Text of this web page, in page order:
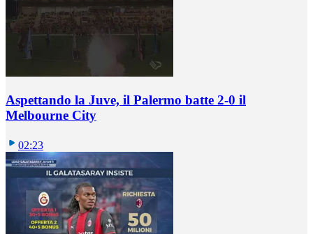
Aspettando la Juve, il Palermo batte 2-0 il
Melbourne City
02:23